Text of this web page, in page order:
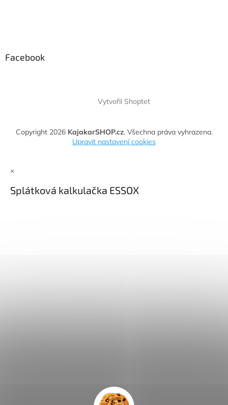
Facebook
Vytvořil Shoptet
Copyright 2026 KajakarSHOP.cz. Všechna práva vyhrazena.
Upravit nastavení cookies
×
Splátková kalkulačka ESSOX